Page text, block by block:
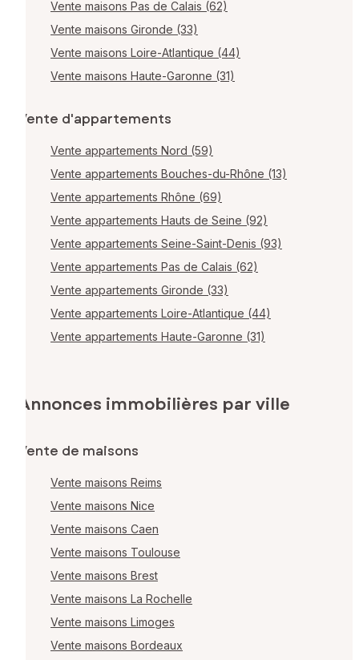
Vente maisons Pas de Calais (62)
Vente maisons Gironde (33)
Vente maisons Loire-Atlantique (44)
Vente maisons Haute-Garonne (31)
Vente d'appartements
Vente appartements Nord (59)
Vente appartements Bouches-du-Rhône (13)
Vente appartements Rhône (69)
Vente appartements Hauts de Seine (92)
Vente appartements Seine-Saint-Denis (93)
Vente appartements Pas de Calais (62)
Vente appartements Gironde (33)
Vente appartements Loire-Atlantique (44)
Vente appartements Haute-Garonne (31)
Annonces immobilières par ville
Vente de maisons
Vente maisons Reims
Vente maisons Nice
Vente maisons Caen
Vente maisons Toulouse
Vente maisons Brest
Vente maisons La Rochelle
Vente maisons Limoges
Vente maisons Bordeaux